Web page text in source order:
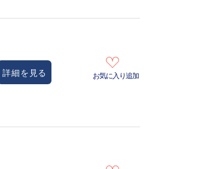
詳細を見る お気に入り追加